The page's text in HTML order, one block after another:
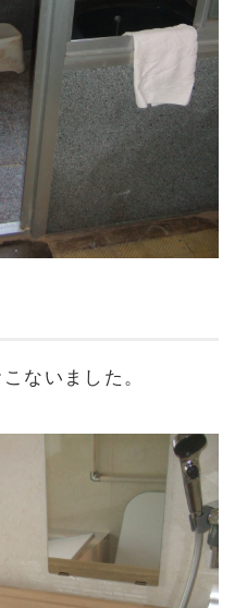
ないました。